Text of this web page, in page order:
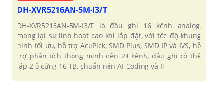
DH-XVR5216AN-5M-I3/T
DH-XVR5216AN-5M-I3/T là đầu ghi 16 kênh analog,
mang lại sự linh hoạt cao khi lắp đặt, với tốc độ khung
hình tối ưu, hỗ trợ AcuPick, SMD Plus, SMD IP và IVS, hỗ
trợ phân tích thông minh đến 24 kênh, đầu ghi có thể
lắp 2 ổ cứng 16 TB, chuẩn nén AI-Coding và H